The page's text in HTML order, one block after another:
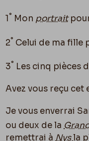
1° Mon portrait
2° Celui de ma fille
3° Les cinq pièces
Avez vous reçu cet
Je vous enverrai
ou deux de la
remettrai à Nysla